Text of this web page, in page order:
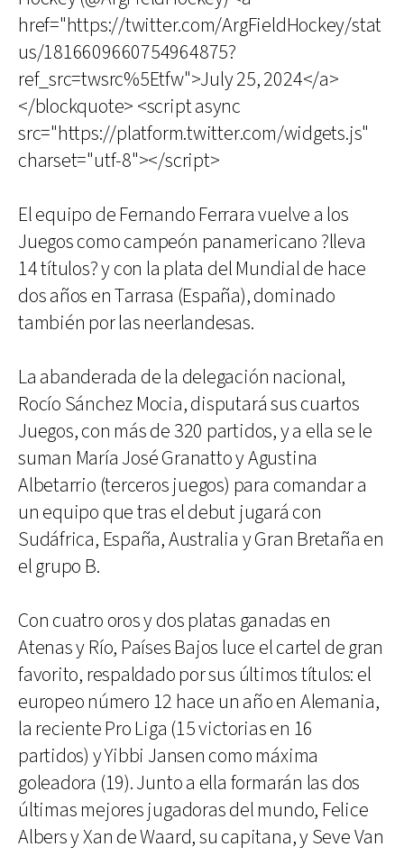
href="https://twitter.com/ArgFieldHockey/stat
us/1816609660754964875?
ref_src=twsrc%5Etfw">July 25, 2024</a>
</blockquote> <script async
src="https://platform.twitter.com/widgets.js"
charset="utf-8"></script>
El equipo de Fernando Ferrara vuelve a los
Juegos como campeón panamericano ?lleva
14 títulos? y con la plata del Mundial de hace
dos años en Tarrasa (España), dominado
también por las neerlandesas.
La abanderada de la delegación nacional,
Rocío Sánchez Mocia, disputará sus cuartos
Juegos, con más de 320 partidos, y a ella se le
suman María José Granatto y Agustina
Albetarrio (terceros juegos) para comandar a
un equipo que tras el debut jugará con
Sudáfrica, España, Australia y Gran Bretaña en
el grupo B.
Con cuatro oros y dos platas ganadas en
Atenas y Río, Países Bajos luce el cartel de gran
favorito, respaldado por sus últimos títulos: el
europeo número 12 hace un año en Alemania,
la reciente Pro Liga (15 victorias en 16
partidos) y Yibbi Jansen como máxima
goleadora (19). Junto a ella formarán las dos
últimas mejores jugadoras del mundo, Felice
Albers y Xan de Waard, su capitana, y Seve Van